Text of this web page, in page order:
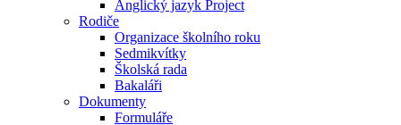
Anglický jazyk Project
Rodiče
Organizace školního roku
Sedmikvítky
Školská rada
Bakaláři
Dokumenty
Formuláře